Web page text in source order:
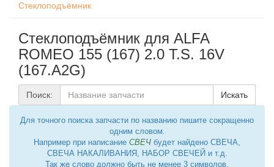
Стеклоподъёмник
Стеклоподъёмник для ALFA
ROMEO 155 (167) 2.0 T.S. 16V
(167.A2G)
Поиск: Искать
Для точного поиска запчасти по названию пишите сокращенно
одним словом.
Например при написание СВЕЧ будет найдено СВЕЧА,
СВЕЧА НАКАЛИВАНИЯ, НАБОР СВЕЧЕЙ и т.д.
Так же слово должно быть не менее 3 символов.